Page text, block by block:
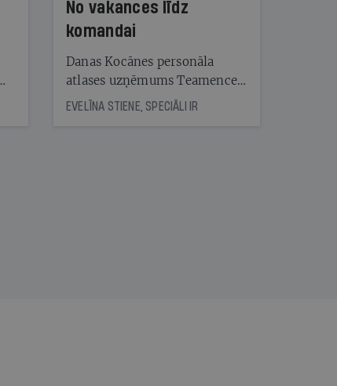
No vakances līdz
komandai
Danas Kocānes personāla
atlases uzņēmums Teamence
savieno īstos uzņēmumus ar
EVELĪNA STIENE, SPECIĀLI IR